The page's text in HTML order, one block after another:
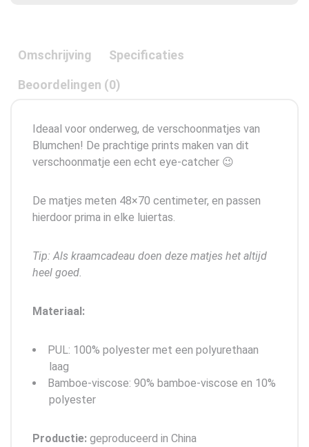
Omschrijving Specificaties
Beoordelingen (0)
Ideaal voor onderweg, de verschoonmatjes van
Blumchen! De prachtige prints maken van dit
verschoonmatje een echt eye-catcher 😉
De matjes meten 48×70 centimeter, en passen
hierdoor prima in elke luiertas.
Tip: Als kraamcadeau doen deze matjes het altijd
heel goed.
Materiaal:
PUL: 100% polyester met een polyurethaan
laag
Bamboe-viscose: 90% bamboe-viscose en 10%
polyester
Productie: geproduceerd in China